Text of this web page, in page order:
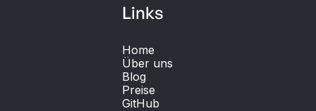
Links
Home
Über uns
Blog
Preise
GitHub